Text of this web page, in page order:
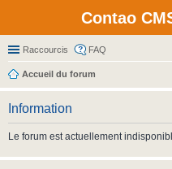
Contao
Raccourcis FAQ
Accueil du forum
Information
Le forum est actuellement